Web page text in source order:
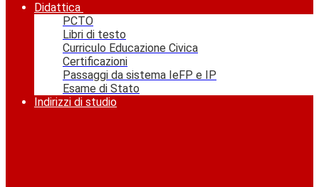
Didattica
PCTO
Libri di testo
Curriculo Educazione Civica
Certificazioni
Passaggi da sistema IeFP e IP
Esame di Stato
Indirizzi di studio